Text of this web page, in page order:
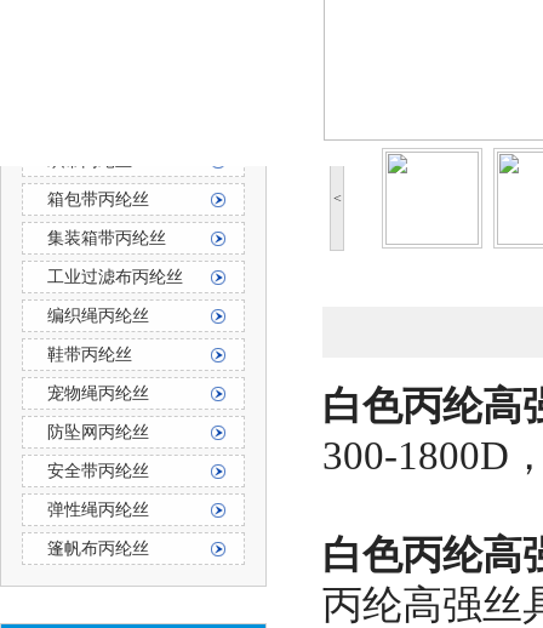
箱包带丙纶丝
集装箱带丙纶丝
工业过滤布丙纶丝
编织绳丙纶丝
鞋带丙纶丝
宠物绳丙纶丝
防坠网丙纶丝
安全带丙纶丝
弹性绳丙纶丝
篷帆布丙纶丝
<
白色丙纶高
300-1800D
白色丙纶高
丙纶高强丝